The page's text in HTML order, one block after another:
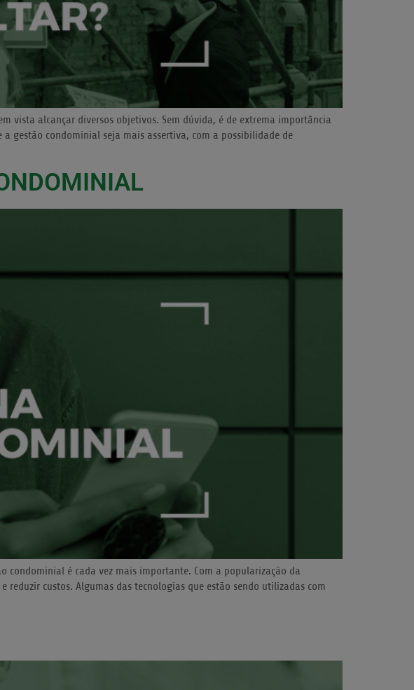
vista alcançar diversos objetivos. Sem dúvida, é de extrema importância
gestão condominial seja mais assertiva, com a possibilidade de
condominial é cada vez mais importante. Com a popularização da
custos. Algumas das tecnologias que estão sendo utilizadas com